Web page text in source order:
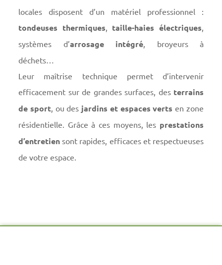
locales disposent d’un matériel professionnel :
tondeuses thermiques, taille-haies électriques,
systèmes d’arrosage intégré, broyeurs à
déchets…
Leur maîtrise technique permet d’intervenir
efficacement sur de grandes surfaces, des terrains
de sport, ou des jardins et espaces verts en zone
résidentielle. Grâce à ces moyens, les prestations
d’entretien sont rapides, efficaces et respectueuses
de votre espace.